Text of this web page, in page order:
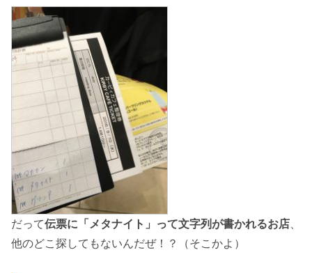
だって伝票に「メタナイト」って文字列が書かれるお店
他のどこ探してもないんだぜ！？（そこかよ）